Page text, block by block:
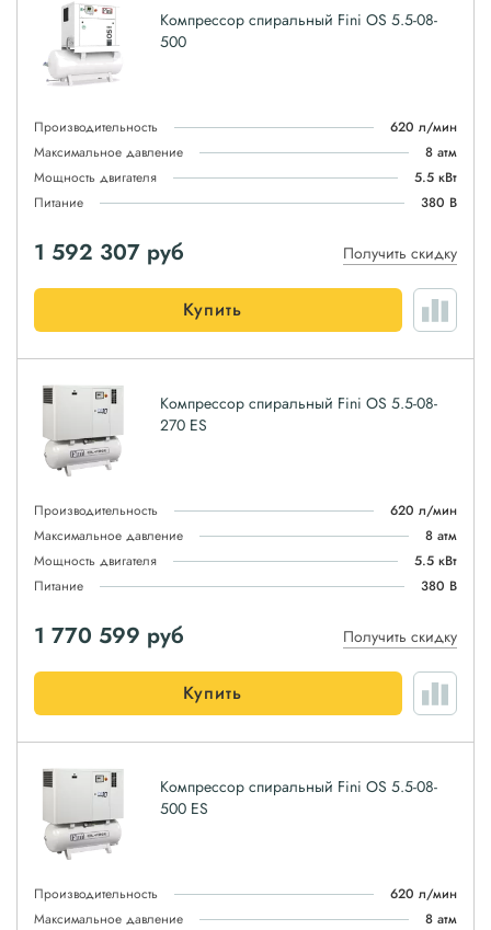
Компрессор спиральный Fini OS 5.5-08-
500
Производительность
620 л/мин
Максимальное давление
8 атм
Мощность двигателя
5.5 кВт
Питание
380 В
1 592 307 руб Получить скидку
Купить
Компрессор спиральный Fini OS 5.5-08-
270 ES
Производительность
620 л/мин
Максимальное давление
8 атм
Мощность двигателя
5.5 кВт
Питание
380 В
1 770 599 руб Получить скидку
Купить
Компрессор спиральный Fini OS 5.5-08-
500 ES
Производительность
620 л/мин
Максимальное давление
8 атм